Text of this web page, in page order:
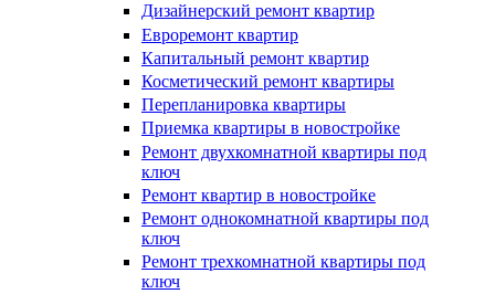
Дизайнерский ремонт квартир
Евроремонт квартир
Капитальный ремонт квартир
Косметический ремонт квартиры
Перепланировка квартиры
Приемка квартиры в новостройке
Ремонт двухкомнатной квартиры под
ключ
Ремонт квартир в новостройке
Ремонт однокомнатной квартиры под
ключ
Ремонт трехкомнатной квартиры под
ключ